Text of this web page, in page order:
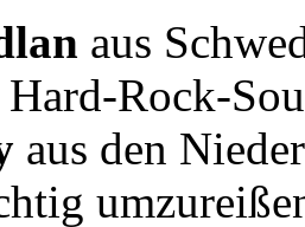
aus
Rock-
aus den